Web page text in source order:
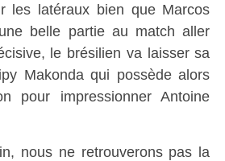
les latéraux bien que Marcos
belle partie au match aller
le brésilien va laisser sa
Makonda qui possède alors
pour impressionner Antoine
nous ne retrouverons pas la